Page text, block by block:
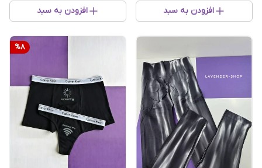
افزودن به سبد افزودن به سبد
%8